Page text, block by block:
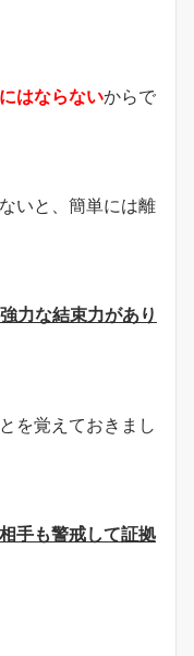
はならないからで
いと、簡単には離
力な結束力があり
を覚えておきまし
手も警戒して証拠